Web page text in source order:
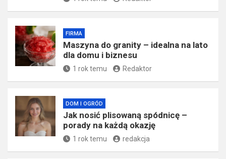
FIRMA
​Maszyna do granity – idealna na lato
dla domu i biznesu
1 rok temu Redaktor
DOM I OGRÓD
Jak nosić plisowaną spódnicę –
porady na każdą okazję
1 rok temu redakcja